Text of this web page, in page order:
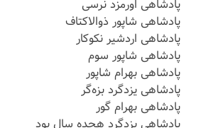
پادشاهی اورمزد نرسی
پادشاهی شاپور ذوالاکتاف
پادشاهی اردشیر نکوکار
پادشاهی شاپور سوم
پادشاهی بهرام شاپور
پادشاهی یزدگرد بزه‌گر
پادشاهی بهرام گور
پادشاهی یزدگرد هجده سال بود